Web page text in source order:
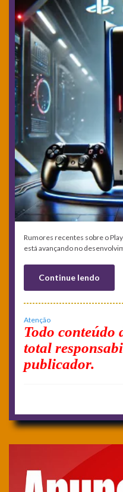
Rumores recentes sobre o
está avançando no
Continue lendo
Atenção
Todo conteúdo
total
publicador.